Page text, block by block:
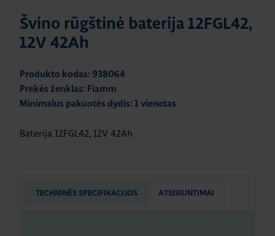
Švino rūgštinė baterija 12FGL42,
12V 42Ah
Produkto kodas: 938064
Prekės ženklas: Fiamm
Minimalus pakuotės dydis: 1 vienetas
Baterija 12FGL42, 12V 42Ah
TECHNINĖS SPECIFIKACIJOS ATSISIUNTIMAI